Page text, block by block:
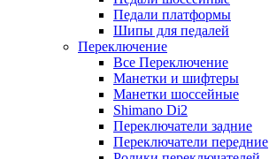
Педали платформы
Шипы для педалей
Переключение
Все Переключение
Манетки и шифтеры
Манетки шоссейные
Shimano Di2
Переключатели задние
Переключатели передние